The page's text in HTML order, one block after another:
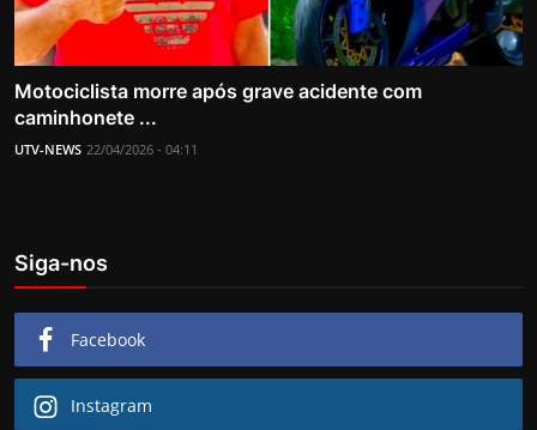
Motociclista morre após grave acidente com
caminhonete ...
UTV-NEWS 22/04/2026 - 04:11
Siga-nos
Facebook
Instagram